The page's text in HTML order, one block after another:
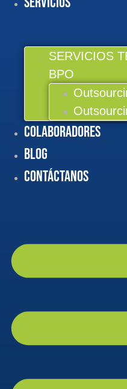
SERVICIOS
BPO
Colaboradores
BLOG
Contáctanos